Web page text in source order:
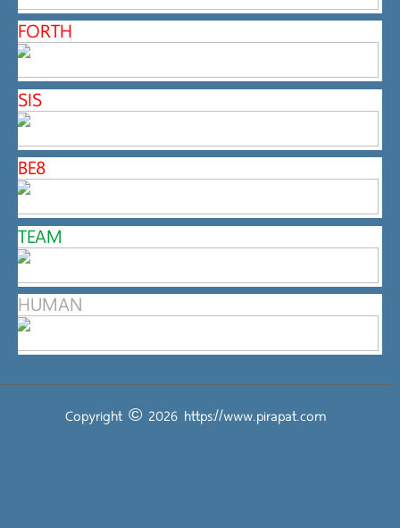
FORTH
SIS
BE8
TEAM
HUMAN
Copyright © 2026 https://www.pirapat.com